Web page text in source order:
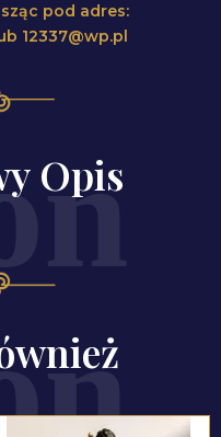
pod adres:
12337@wp.pl
Opis